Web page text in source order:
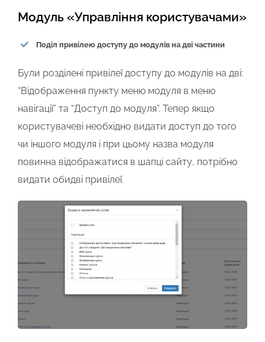
Модуль «Управління користувачами»
Поділ привілею доступу до модулів на дві частини
Були розділені привілеї доступу до модулів на дві:
“Відображення пункту меню модуля в меню
навігації” та “Доступ до модуля”. Тепер якщо
користувачеві необхідно видати доступ до того
чи іншого модуля і при цьому назва модуля
повинна відображатися в шапці сайту, потрібно
видати обидві привілеї.